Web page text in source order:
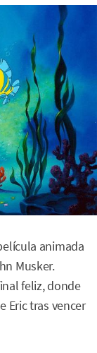
animada
Musker.
feliz, donde
Eric tras vencer